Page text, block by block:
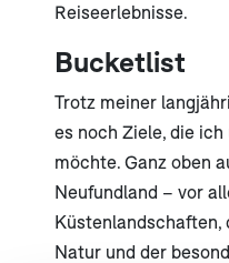
Reiseerlebnisse.
Bucketlist
Trotz meiner
es noch Ziele, die
möchte. Ganz oben
Neufundland – vor
Küstenlandschaften,
Natur und der